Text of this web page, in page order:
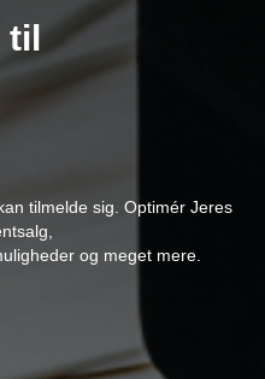
til
tilmelde sig. Optimér Jeres
og meget mere.